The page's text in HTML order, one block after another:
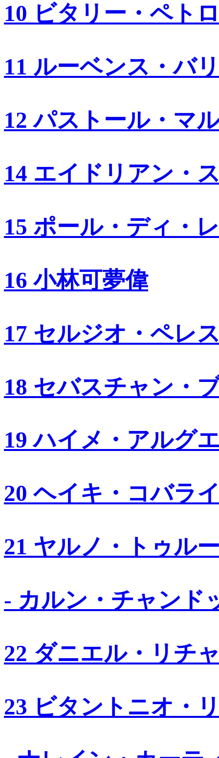
10 ビタリー・ペト
11 ルーベンス・バ
12 パストール・マ
14 エイドリアン・
15 ポール・ディ・
16 小林可夢偉
17 セルジオ・ペレ
18 セバスチャン・
19 ハイメ・アルグ
20 ヘイキ・コバラ
21 ヤルノ・トゥル
- カルン・チャンド
22 ダニエル・リチ
23 ビタントニオ・